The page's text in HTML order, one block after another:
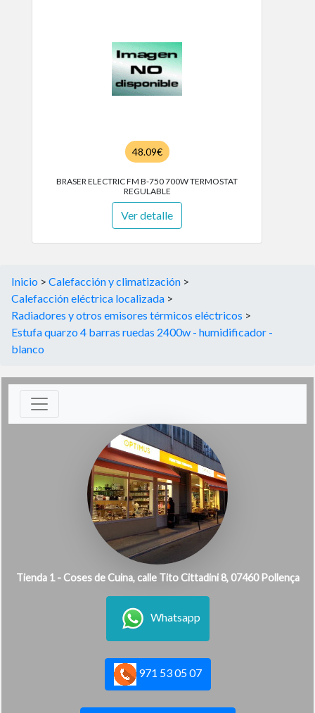
48.09€
BRASER ELECTRIC FM B-750 700W TERMOSTAT
REGULABLE
Ver detalle
Inicio > Calefacción y climatización >
Calefacción eléctrica localizada >
Radiadores y otros emisores térmicos eléctricos >
Estufa quarzo 4 barras ruedas 2400w - humidificador -
blanco
Tienda 1 - Coses de Cuina, calle Tito Cittadini 8, 07460 Pollença
Whatsapp
971 53 05 07